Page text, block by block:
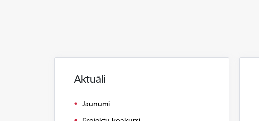
Aktuāli
Jaunumi